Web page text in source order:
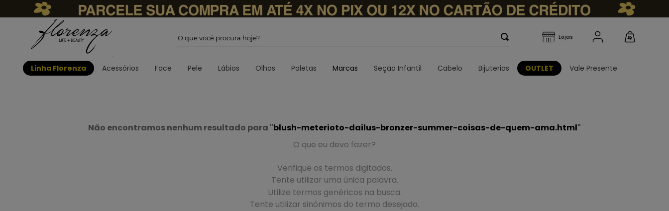
Linha Florenza Acessórios Face Pele Lábios Olhos Paletas Marcas Seção Infantil Cabelo Bijuterias OUTLET Vale Presente
Não encontramos nenhum resultado para "blush-meterioto-dailus-bronzer-summer-coisas-de-quem-ama.html"
O que eu devo fazer?
Verifique os termos digitados.
Tente utilizar uma única palavra.
Utilize termos genéricos na busca.
Tente utilizar sinônimos do termo desejado.